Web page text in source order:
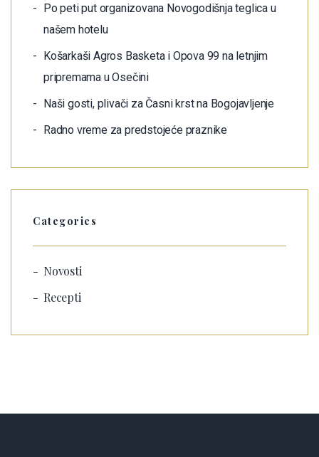
Po peti put organizovana Novogodišnja teglica u
našem hotelu
Košarkaši Agros Basketa i Opova 99 na letnjim
pripremama u Osečini
Naši gosti, plivači za Časni krst na Bogojavljenje
Radno vreme za predstojeće praznike
Categories
Novosti
Recepti